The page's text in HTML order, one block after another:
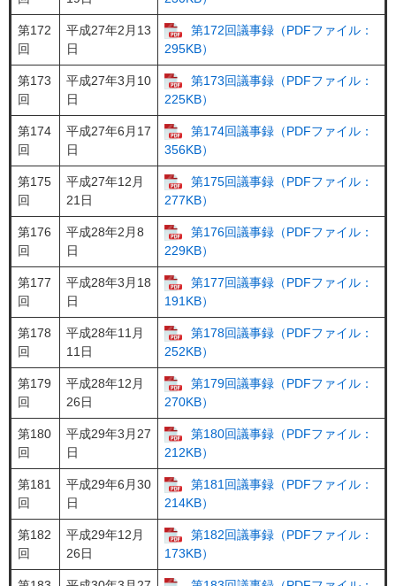
第172
回
平成27年2月13
日
第172回議事録（PDFファイル：
295KB）
第173
回
平成27年3月10
日
第173回議事録（PDFファイル：
225KB）
第174
回
平成27年6月17
日
第174回議事録（PDFファイル：
356KB）
第175
回
平成27年12月
21日
第175回議事録（PDFファイル：
277KB）
第176
回
平成28年2月8
日
第176回議事録（PDFファイル：
229KB）
第177
回
平成28年3月18
日
第177回議事録（PDFファイル：
191KB）
第178
回
平成28年11月
11日
第178回議事録（PDFファイル：
252KB）
第179
回
平成28年12月
26日
第179回議事録（PDFファイル：
270KB）
第180
回
平成29年3月27
日
第180回議事録（PDFファイル：
212KB）
第181
回
平成29年6月30
日
第181回議事録（PDFファイル：
214KB）
第182
回
平成29年12月
26日
第182回議事録（PDFファイル：
173KB）